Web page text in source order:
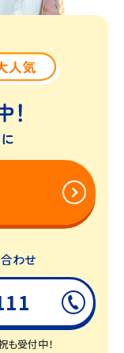
わせ
も受付中！